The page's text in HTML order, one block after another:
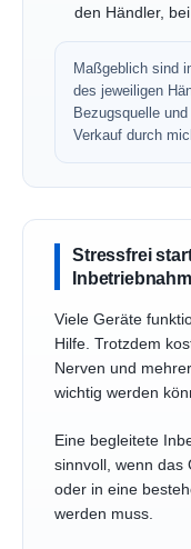
den Händler,
Maßgeblich sind
des jeweiligen
Bezugsquelle
Verkauf durch
Stressfrei
Viele Geräte
Hilfe. Trotzdem
Nerven und
wichtig werden
Eine begleitete
sinnvoll, wenn das
oder in eine
werden muss.